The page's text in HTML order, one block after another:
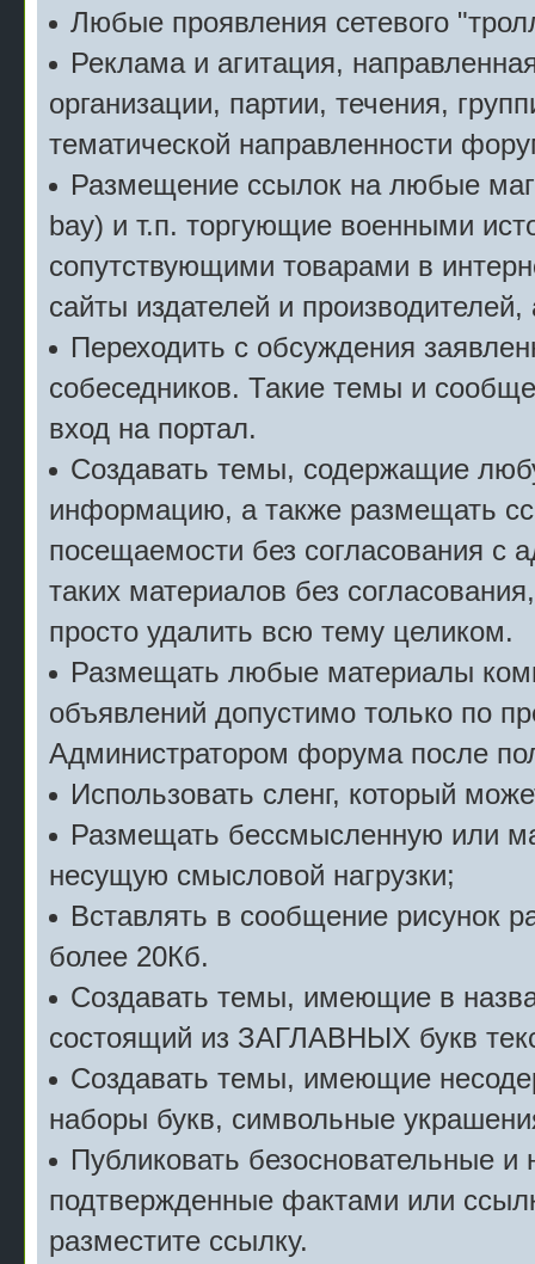
Любые проявления сетевого
Реклама и агитация,
организации, партии, течения,
тематической направленности
Размещение ссылок на любые
bay) и т.п. торгующие военными
сопутствующими товарами в
сайты издателей и
Переходить с обсуждения
собеседников. Такие темы и
вход на портал.
Создавать темы, содержащие
информацию, а также размещать
посещаемости без согласования с
таких материалов без
просто удалить всю тему целиком.
Размещать любые материалы
объявлений допустимо только по
Администратором форума после
Использовать сленг, который
Размещать бессмысленную или
несущую смысловой нагрузки;
Вставлять в сообщение рисунок
более 20Кб.
Создавать темы, имеющие в
состоящий из ЗАГЛАВНЫХ букв
Создавать темы, имеющие
наборы букв, символьные
Публиковать безосновательные
подтвержденные фактами или
разместите ссылку.